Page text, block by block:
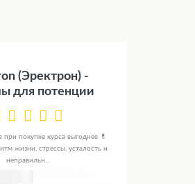
(Эректрон) -
для потенции
покупке курса выгоднее 💊
жизни, стрессы, усталость и
неправильн...